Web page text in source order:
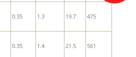
0.35 1.3 19.7 475
0.35 1.4 21.5 561